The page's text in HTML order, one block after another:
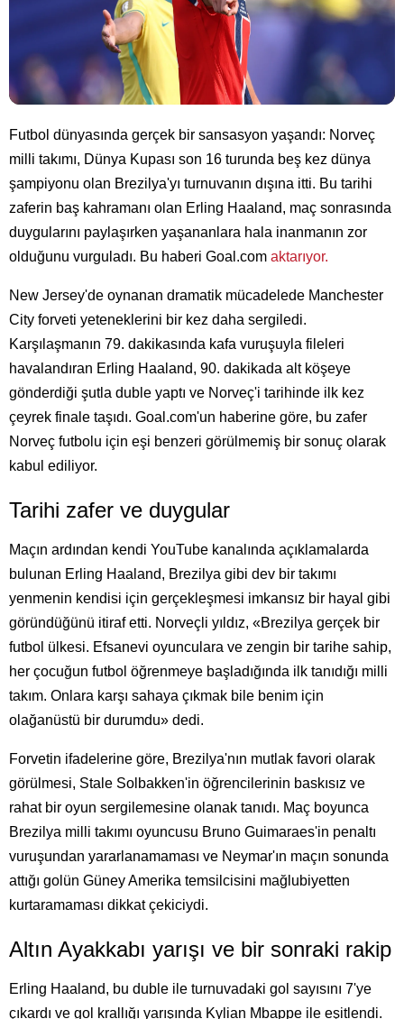
Futbol dünyasında gerçek bir sansasyon yaşandı: Norveç
milli takımı, Dünya Kupası son 16 turunda beş kez dünya
şampiyonu olan Brezilya'yı turnuvanın dışına itti. Bu tarihi
zaferin baş kahramanı olan Erling Haaland, maç sonrasında
duygularını paylaşırken yaşananlara hala inanmanın zor
olduğunu vurguladı. Bu haberi Goal.com aktarıyor.
New Jersey'de oynanan dramatik mücadelede Manchester
City forveti yeteneklerini bir kez daha sergiledi.
Karşılaşmanın 79. dakikasında kafa vuruşuyla fileleri
havalandıran Erling Haaland, 90. dakikada alt köşeye
gönderdiği şutla duble yaptı ve Norveç'i tarihinde ilk kez
çeyrek finale taşıdı. Goal.com'un haberine göre, bu zafer
Norveç futbolu için eşi benzeri görülmemiş bir sonuç olarak
kabul ediliyor.
Tarihi zafer ve duygular
Maçın ardından kendi YouTube kanalında açıklamalarda
bulunan Erling Haaland, Brezilya gibi dev bir takımı
yenmenin kendisi için gerçekleşmesi imkansız bir hayal gibi
göründüğünü itiraf etti. Norveçli yıldız, «Brezilya gerçek bir
futbol ülkesi. Efsanevi oyunculara ve zengin bir tarihe sahip,
her çocuğun futbol öğrenmeye başladığında ilk tanıdığı milli
takım. Onlara karşı sahaya çıkmak bile benim için
olağanüstü bir durumdu» dedi.
Forvetin ifadelerine göre, Brezilya'nın mutlak favori olarak
görülmesi, Stale Solbakken'in öğrencilerinin baskısız ve
rahat bir oyun sergilemesine olanak tanıdı. Maç boyunca
Brezilya milli takımı oyuncusu Bruno Guimaraes'in penaltı
vuruşundan yararlanamaması ve Neymar'ın maçın sonunda
attığı golün Güney Amerika temsilcisini mağlubiyetten
kurtaramaması dikkat çekiciydi.
Altın Ayakkabı yarışı ve bir sonraki rakip
Erling Haaland, bu duble ile turnuvadaki gol sayısını 7'ye
çıkardı ve gol krallığı yarışında Kylian Mbappe ile eşitlendi.